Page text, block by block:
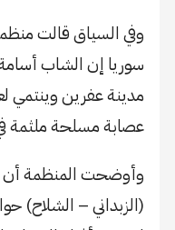
وفي السياق قالت
مدينة عفرين وينتمي
عصابة مسلحة ملثمة
وأوضحت المنظمة أن